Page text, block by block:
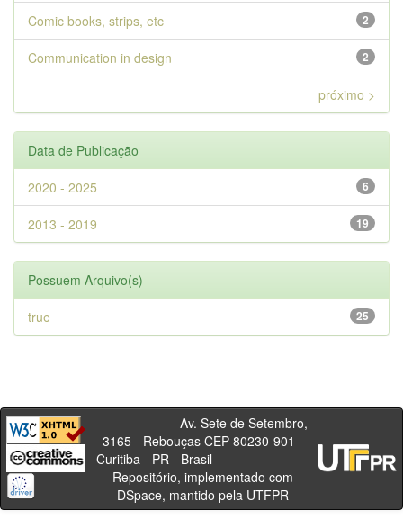
2
Comic books, strips, etc
2
Communication in design
próximo >
Data de Publicação
6
2020 - 2025
19
2013 - 2019
Possuem Arquivo(s)
25
true
Av. Sete de Setembro,
3165 - Rebouças CEP 80230-901 -
Curitiba - PR - Brasil
Repositório, implementado com
DSpace, mantido pela UTFPR